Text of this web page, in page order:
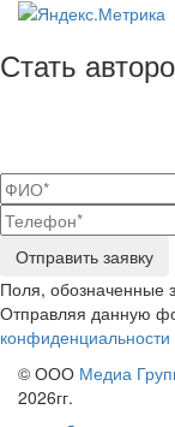
Стать
Отправить заявку
Поля, обозначенные
Отправляя данную
© ООО Медиа
2026гг.